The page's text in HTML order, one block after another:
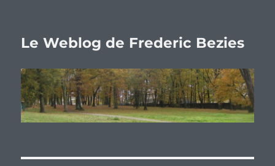
Le Weblog de Frederic Bezies